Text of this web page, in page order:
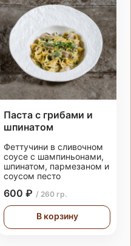
Паста с грибами и
шпинатом
Феттучини в сливочном
соусе с шампиньонами,
шпинатом, пармезаном и
соусом песто
600 ₽ / 260 гр.
В корзину